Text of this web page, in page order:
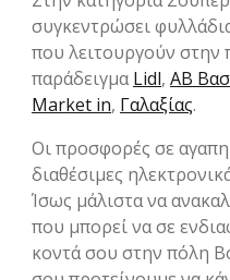
συγκεντρώσει
που λειτουργούν στην
παράδειγμαLidl, ΑΒ
Market in, Γαλαξίας.
Οι προσφορές σε
διαθέσιμες
Ίσως μάλιστα να
που μπορεί να σε
κοντά σου στην πόλη